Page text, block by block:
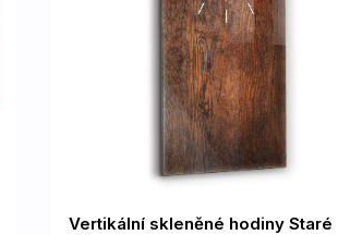
Vertikální skleněné hodiny Staré